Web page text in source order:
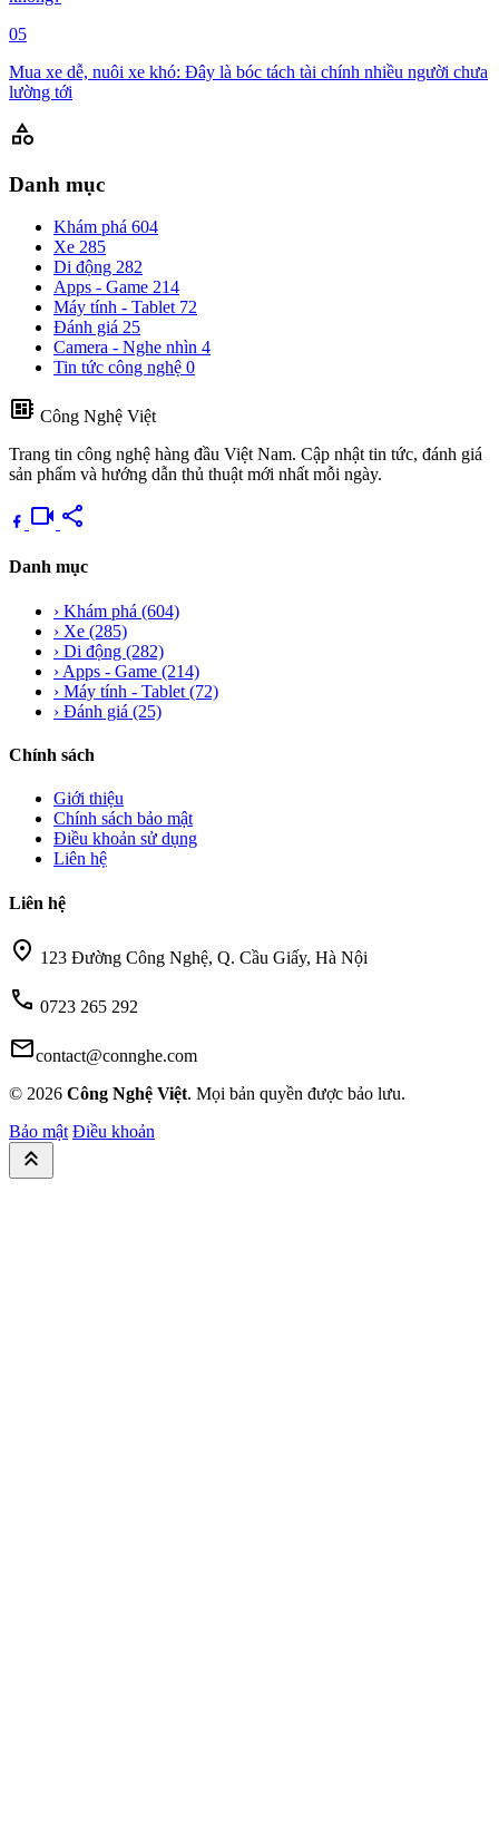
05
Mua xe dễ, nuôi xe khó: Đây là bóc tách tài chính nhiều người chưa
lường tới
category
Danh mục
Khám phá 604
Xe 285
Di động 282
Apps - Game 214
Máy tính - Tablet 72
Đánh giá 25
Camera - Nghe nhìn 4
Tin tức công nghệ 0
developer_board Công Nghệ Việt
Trang tin công nghệ hàng đầu Việt Nam. Cập nhật tin tức, đánh giá
sản phẩm và hướng dẫn thủ thuật mới nhất mỗi ngày.
videocam share
Danh mục
› Khám phá (604)
› Xe (285)
› Di động (282)
› Apps - Game (214)
› Máy tính - Tablet (72)
› Đánh giá (25)
Chính sách
Giới thiệu
Chính sách bảo mật
Điều khoản sử dụng
Liên hệ
Liên hệ
location_on 123 Đường Công Nghệ, Q. Cầu Giấy, Hà Nội
call 0723 265 292
mailcontact@connghe.com
© 2026 Công Nghệ Việt. Mọi bản quyền được bảo lưu.
Bảo mật Điều khoản
keyboard_double_arrow_up